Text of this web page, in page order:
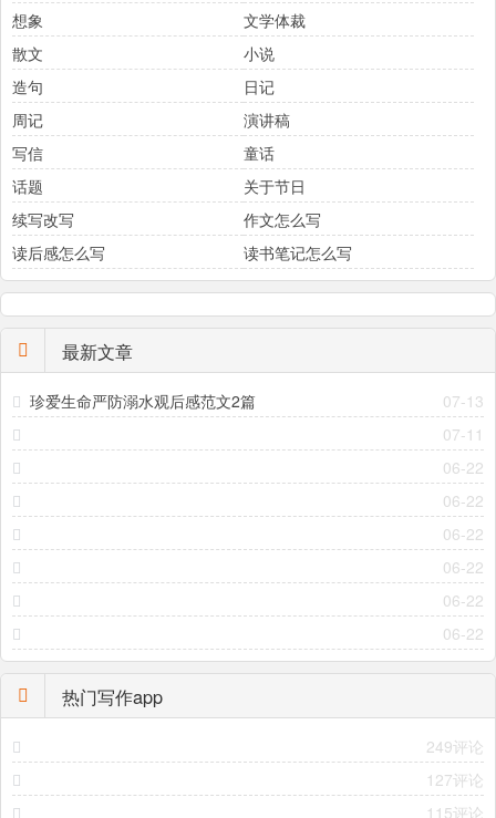
想象
文学体裁
散文
小说
造句
日记
周记
演讲稿
写信
童话
话题
关于节日
续写改写
作文怎么写
读后感怎么写
读书笔记怎么写
最新文章
07-13
珍爱生命严防溺水观后感范文2篇
07-11
06-22
06-22
06-22
06-22
06-22
06-22
热门写作app
249评论
127评论
115评论